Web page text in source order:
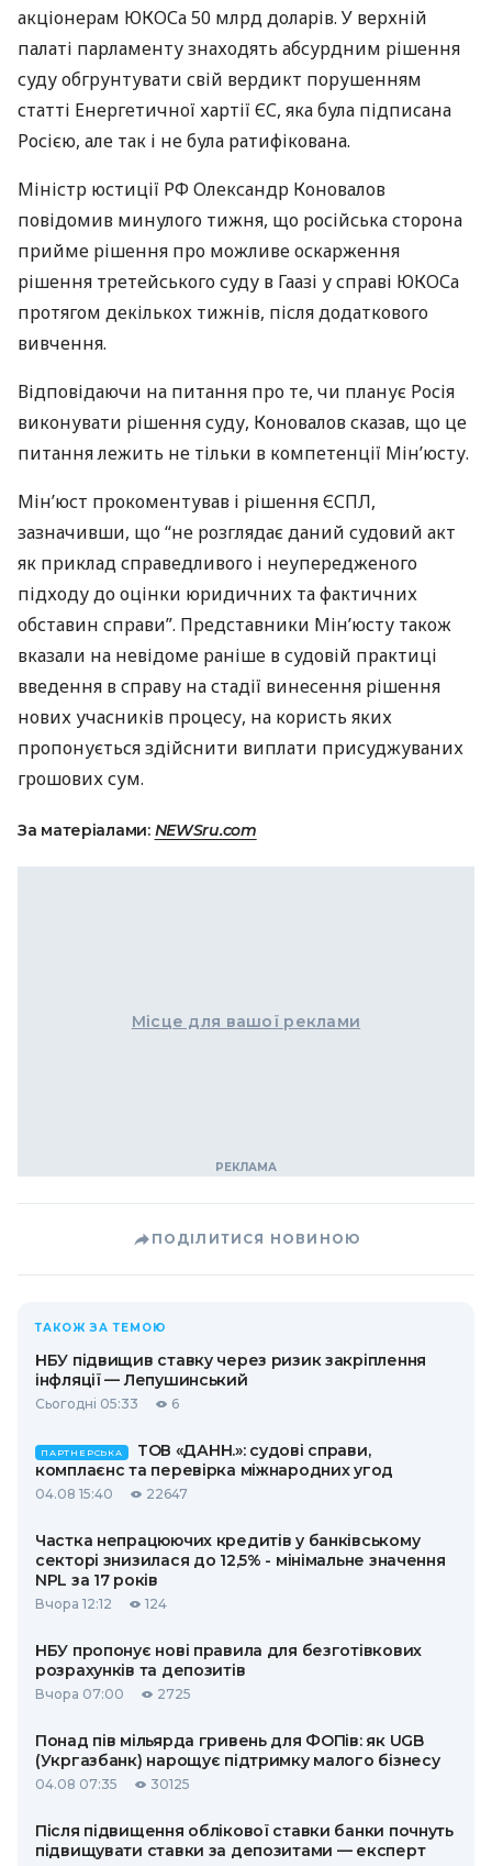
акціонерам ЮКОСа 50 млрд доларів. У верхній
палаті парламенту знаходять абсурдним рішення
суду обгрунтувати свій вердикт порушенням
статті Енергетичної хартії ЄС, яка була підписана
Росією, але так і не була ратифікована.
Міністр юстиції РФ Олександр Коновалов
повідомив минулого тижня, що російська сторона
прийме рішення про можливе оскарження
рішення третейського суду в Гаазі у справі ЮКОСа
протягом декількох тижнів, після додаткового
вивчення.
Відповідаючи на питання про те, чи планує Росія
виконувати рішення суду, Коновалов сказав, що це
питання лежить не тільки в компетенції Мін’юсту.
Мін’юст прокоментував і рішенняЄСПЛ,
зазначивши, що “не розглядає даний судовий акт
як приклад справедливого і неупередженого
підходу до оцінки юридичних та фактичних
обставин справи”. Представники Мін’юсту також
вказали на невідоме раніше в судовій практиці
введення в справу на стадії винесення рішення
нових учасників процесу, на користь яких
пропонується здійснити виплати присуджуваних
грошових сум.
За матеріалами: NEWSru.com
Місце для вашої реклами
ПОДІЛИТИСЯ НОВИНОЮ
ТАКОЖ ЗА ТЕМОЮ
НБУ підвищив ставку через ризик закріплення
інфляції — Лепушинський
Сьогодні 05:33 6
ПАРТНЕРСЬКА
ТОВ «ДАНН.»: судові справи,
комплаєнс та перевірка міжнародних угод
04.08 15:40 22647
Частка непрацюючих кредитів у банківському
секторі знизилася до 12,5% - мінімальне значення
NPL за 17 років
Вчора 12:12 124
НБУ пропонує нові правила для безготівкових
розрахунків та депозитів
Вчора 07:00 2725
Понад пів мільярда гривень для ФОПів: як UGB
(Укргазбанк) нарощує підтримку малого бізнесу
04.08 07:35 30125
Після підвищення облікової ставки банки почнуть
підвищувати ставки за депозитами — експерт